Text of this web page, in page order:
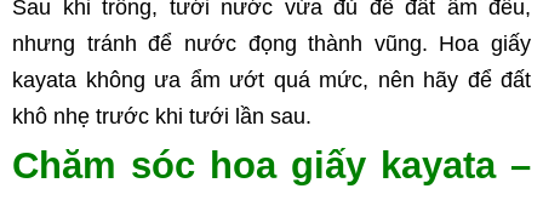
Sau khi trồng, tưới nước vừa đủ để đất ẩm đều,
nhưng tránh để nước đọng thành vũng. Hoa giấy
kayata không ưa ẩm ướt quá mức, nên hãy để đất
khô nhẹ trước khi tưới lần sau.
Chăm sóc hoa giấy kayata –